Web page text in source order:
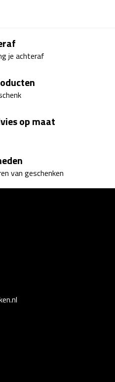
je achteraf
op maat
van geschenken